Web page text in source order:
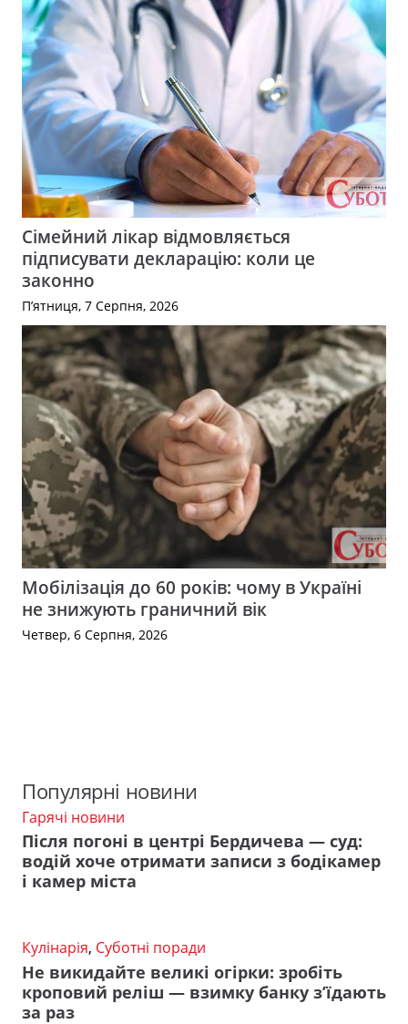
Сімейний лікар відмовляється
підписувати декларацію: коли це
законно
П’ятниця, 7 Серпня, 2026
Мобілізація до 60 років: чому в Україні
не знижують граничний вік
Четвер, 6 Серпня, 2026
Популярні новини
Гарячі новини
Після погоні в центрі Бердичева — суд:
водій хоче отримати записи з бодікамер
і камер міста
Кулінарія, Суботні поради
Не викидайте великі огірки: зробіть
кроповий реліш — взимку банку з’їдають
за раз